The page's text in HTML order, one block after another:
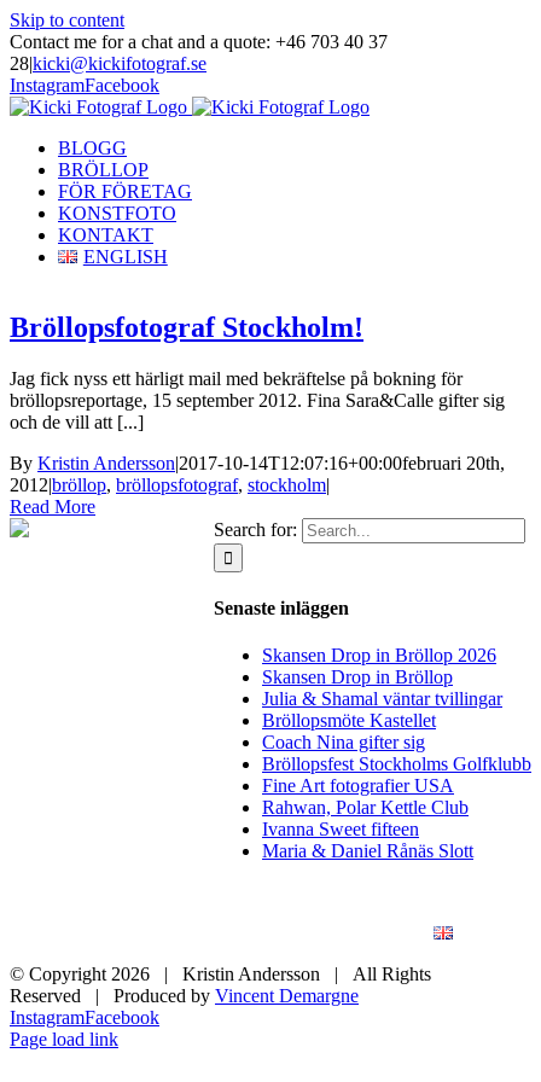
Skip to content
Contact me for a chat and a quote: +46 703 40 37
28|kicki@kickifotograf.se
InstagramFacebook
BLOGG
BRÖLLOP
FÖR FÖRETAG
KONSTFOTO
KONTAKT
ENGLISH
Bröllopsfotograf Stockholm!
Jag fick nyss ett härligt mail med bekräftelse på bokning för
bröllopsreportage, 15 september 2012. Fina Sara&Calle gifter sig
och de vill att [...]
By Kristin Andersson|2017-10-14T12:07:16+00:00februari 20th,
2012|bröllop, bröllopsfotograf, stockholm|
Read More
Search for:
Senaste inläggen
Skansen Drop in Bröllop 2026
Skansen Drop in Bröllop
Julia & Shamal väntar tvillingar
Bröllopsmöte Kastellet
Coach Nina gifter sig
Bröllopsfest Stockholms Golfklubb
Fine Art fotografier USA
Rahwan, Polar Kettle Club
Ivanna Sweet fifteen
Maria & Daniel Rånäs Slott
© Copyright 2026 | Kristin Andersson | All Rights
Reserved | Produced by Vincent Demargne
InstagramFacebook
Page load link